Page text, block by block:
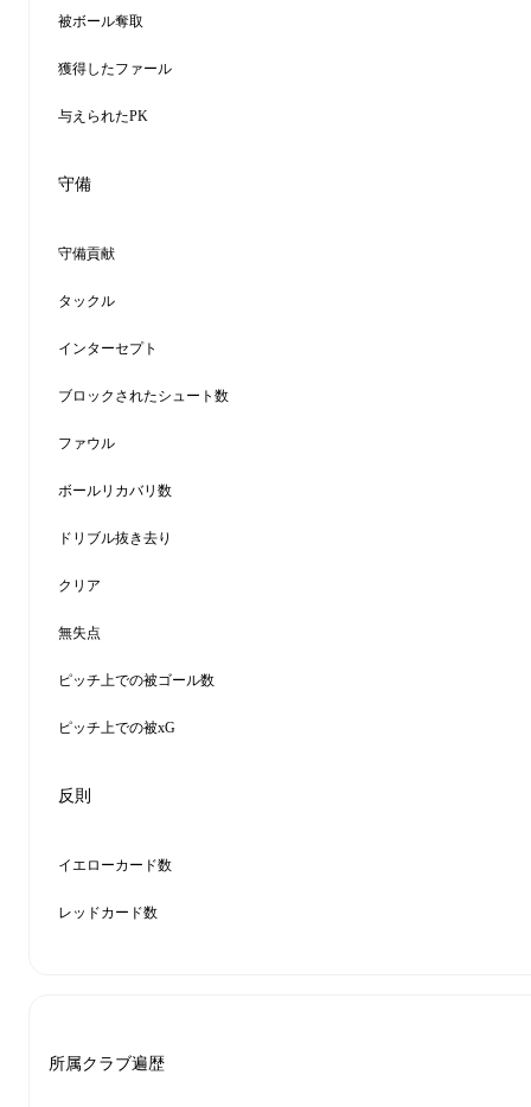
被ボール奪取
獲得したファール
与えられたPK
守備
守備貢献
タックル
インターセプト
ブロックされたシュート数
ファウル
ボールリカバリ数
ドリブル抜き去り
クリア
無失点
ピッチ上での被ゴール数
ピッチ上での被xG
反則
イエローカード数
レッドカード数
所属クラブ遍歴